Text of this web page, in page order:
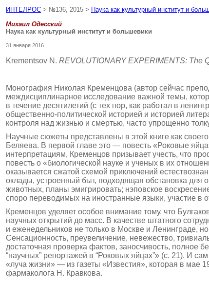
ИНТЕЛРОС > №136, 2015 > Наука как культурный институт и
Михаил Одесский
Наука как культурный институт и большевики
31 января 2016
Krementsov N. REVOLUTIONARY EXPERIMENTS: The
Монография Николая Кременцова (автор сейчас
междисциплинарное исследование важной темы,
в течение десятилетий (с тех пор, как работал в
общественно-политической историей и историей
контроля над жизнью и смертью, часто упрощенно
Научные сюжеты представлены в этой кни­ге как
Беляева. В первой главе это — повесть «Роковые
интерпретациям, Кременцов призывает учесть, что
повесть о «биологической науке и ученых в их
оказывается сжатой схемой приключений
оклады, устроенный быт, подходящая обстановка для
животных, планы эмигрировать; нэповское
споро переводимых на иностранные языки, участие в
Кременцов уделяет особое внимание тому, что
научных открытий до масс. В качестве штатного
и еженедельников не только в Москве и Ленинграде,
Сенсационность, преувеличение, невежество,
достаточная проверка фактов, заносчивость, полное
“научных” репортажей в “Роковых яйцах”» (с. 21). И
«луча жизни» — из газеты «Известия», которая в мае
фармаколога Н. Кравкова.